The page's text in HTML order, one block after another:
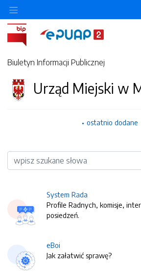
Biuletyn Informacji Publicznej
Urząd Miejski w
ostatnio dodane
Wyszukiwarka
System Rada
Profile Radnych, komisje,
posiedzeń.
eBoi
Jak załatwić sprawę?